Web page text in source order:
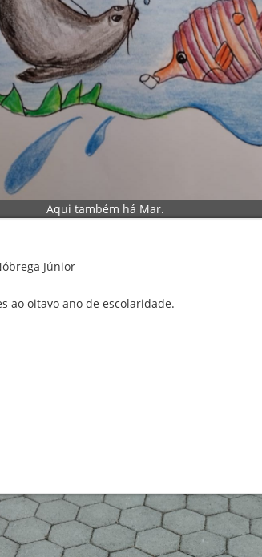
Aqui também há Mar.
Júnior
ao oitavo ano de escolaridade.